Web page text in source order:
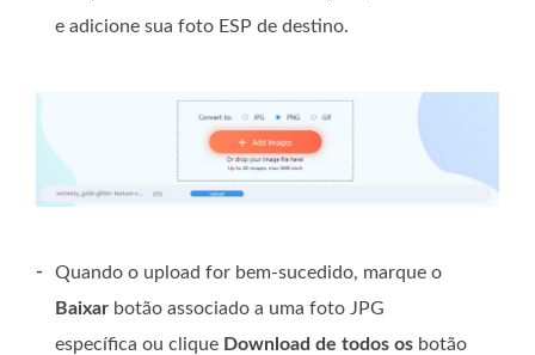
e adicione sua foto ESP de destino.
-
Quando o upload for bem-sucedido, marque o
Baixar botão associado a uma foto JPG
específica ou clique Download de todos os botão